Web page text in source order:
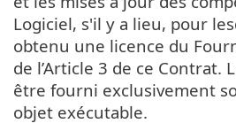
Logiciel, s'il y a lieu, pour
obtenu une licence du
de l’Article 3 de ce Contrat.
être fourni exclusivement
objet exécutable.